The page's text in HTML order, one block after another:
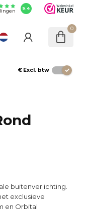
9.4
0
€ Excl. btw
buitenverlichting.
exclusieve
en Orbital